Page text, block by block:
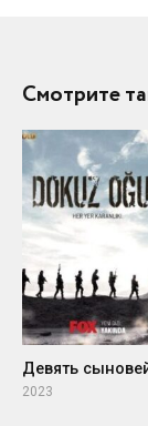
Смотрите
Девять
2023